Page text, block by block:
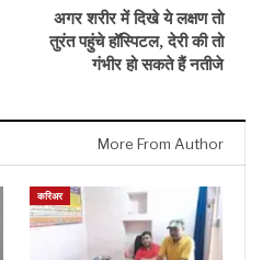
अगर शरीर में दिखे ये लक्षण तो
तुरंत पहुंचे हॉस्पिटल, देरी की तो
गंभीर हो सकते हैं नतीजे
More From Author
करिअर